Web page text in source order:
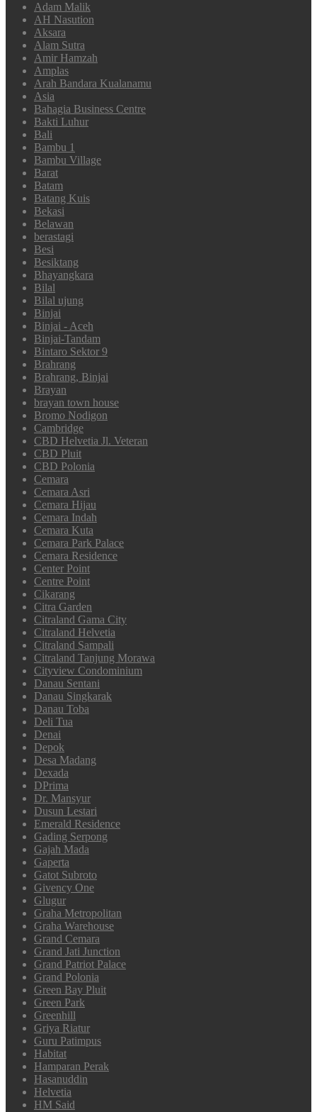
Adam Malik
AH Nasution
Aksara
Alam Sutra
Amir Hamzah
Amplas
Arah Bandara Kualanamu
Asia
Bahagia Business Centre
Bakti Luhur
Bali
Bambu 1
Bambu Village
Barat
Batam
Batang Kuis
Bekasi
Belawan
berastagi
Besi
Besiktang
Bhayangkara
Bilal
Bilal ujung
Binjai
Binjai - Aceh
Binjai-Tandam
Bintaro Sektor 9
Brahrang
Brahrang, Binjai
Brayan
brayan town house
Bromo Nodigon
Cambridge
CBD Helvetia Jl. Veteran
CBD Pluit
CBD Polonia
Cemara
Cemara Asri
Cemara Hijau
Cemara Indah
Cemara Kuta
Cemara Park Palace
Cemara Residence
Center Point
Centre Point
Cikarang
Citra Garden
Citraland Gama City
Citraland Helvetia
Citraland Sampali
Citraland Tanjung Morawa
Cityview Condominium
Danau Sentani
Danau Singkarak
Danau Toba
Deli Tua
Denai
Depok
Desa Madang
Dexada
DPrima
Dr. Mansyur
Dusun Lestari
Emerald Residence
Gading Serpong
Gajah Mada
Gaperta
Gatot Subroto
Givency One
Glugur
Graha Metropolitan
Graha Warehouse
Grand Cemara
Grand Jati Junction
Grand Patriot Palace
Grand Polonia
Green Bay Pluit
Green Park
Greenhill
Griya Riatur
Guru Patimpus
Habitat
Hamparan Perak
Hasanuddin
Helvetia
HM Said